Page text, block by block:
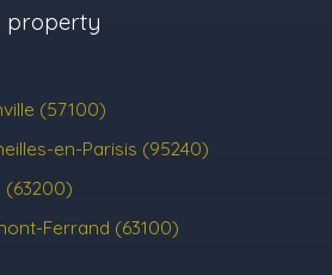
property
(57100)
en-Parisis (95240)
(63200)
Ferrand (63100)